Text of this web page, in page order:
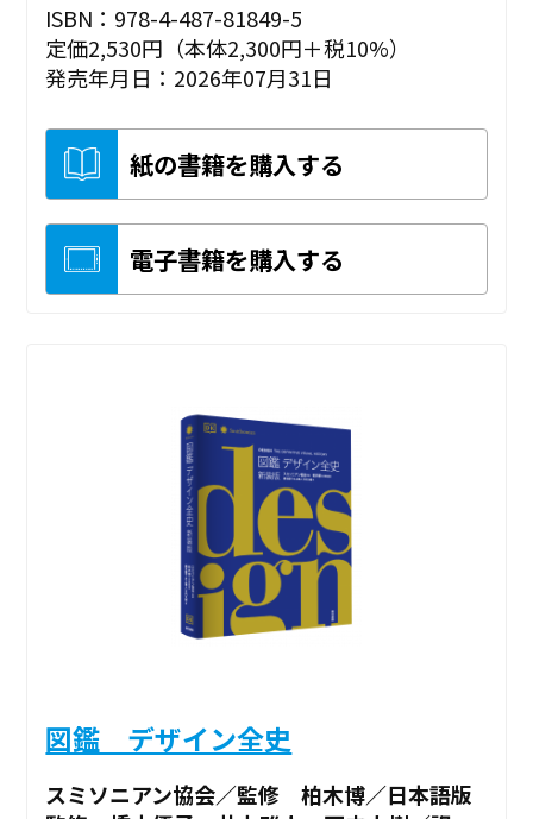
ISBN：978-4-487-81849-5
定価2,530円（本体2,300円＋税10%）
発売年月日：2026年07月31日
紙の書籍を購入する
電子書籍を購入する
図鑑 デザイン全史
スミソニアン協会／監修 柏木博／日本語版